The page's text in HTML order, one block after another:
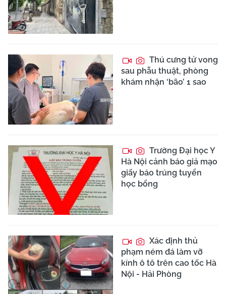
Thú cưng tử vong
sau phẫu thuật, phòng
khám nhận ‘bão’ 1 sao
Trường Đại học Y
Hà Nội cảnh báo giả mạo
giấy báo trúng tuyển
học bổng
Xác định thủ
phạm ném đá làm vỡ
kính ô tô trên cao tốc Hà
Nội - Hải Phòng